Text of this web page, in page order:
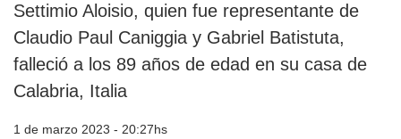
Settimio Aloisio, quien fue representante de
Claudio Paul Caniggia y Gabriel Batistuta,
falleció a los 89 años de edad en su casa de
Calabria, Italia
1 de marzo 2023 - 20:27hs